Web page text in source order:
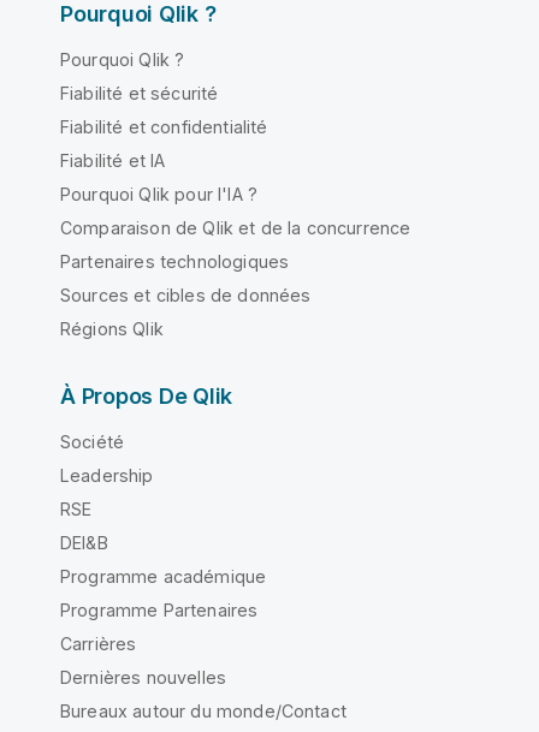
Pourquoi Qlik ?
Pourquoi Qlik ?
Fiabilité et sécurité
Fiabilité et confidentialité
Fiabilité et IA
Pourquoi Qlik pour l'IA ?
Comparaison de Qlik et de la concurrence
Partenaires technologiques
Sources et cibles de données
Régions Qlik
À Propos De Qlik
Société
Leadership
RSE
DEI&B
Programme académique
Programme Partenaires
Carrières
Dernières nouvelles
Bureaux autour du monde/Contact